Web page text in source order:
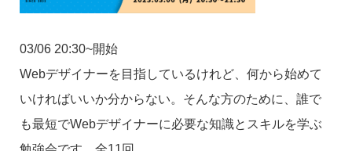
03/06 20:30~開始
Webデザイナーを目指しているけれど、何から始めて
いければいいか分からない。そんな方のために、誰で
も最短でWebデザイナーに必要な知識とスキルを学ぶ